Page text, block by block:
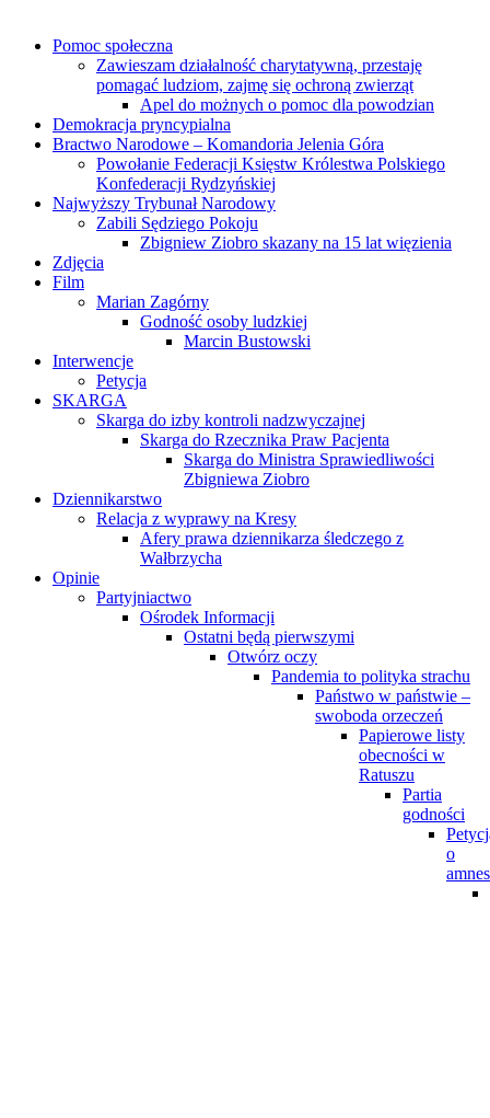
Pomoc społeczna
Zawieszam działalność charytatywną, przestaję
pomagać ludziom, zajmę się ochroną zwierząt
Apel do możnych o pomoc dla powodzian
Demokracja pryncypialna
Bractwo Narodowe – Komandoria Jelenia Góra
Powołanie Federacji Księstw Królestwa Polskiego
Konfederacji Rydzyńskiej
Najwyższy Trybunał Narodowy
Zabili Sędziego Pokoju
Zbigniew Ziobro skazany na 15 lat więzienia
Zdjęcia
Film
Marian Zagórny
Godność osoby ludzkiej
Marcin Bustowski
Interwencje
Petycja
SKARGA
Skarga do izby kontroli nadzwyczajnej
Skarga do Rzecznika Praw Pacjenta
Skarga do Ministra Sprawiedliwości
Zbigniewa Ziobro
Dziennikarstwo
Relacja z wyprawy na Kresy
Afery prawa dziennikarza śledczego z
Wałbrzycha
Opinie
Partyjniactwo
Ośrodek Informacji
Ostatni będą pierwszymi
Otwórz oczy
Pandemia to polityka strachu
Państwo w państwie –
swoboda orzeczeń
Papierowe listy
obecności w
Ratuszu
Partia
godności
o